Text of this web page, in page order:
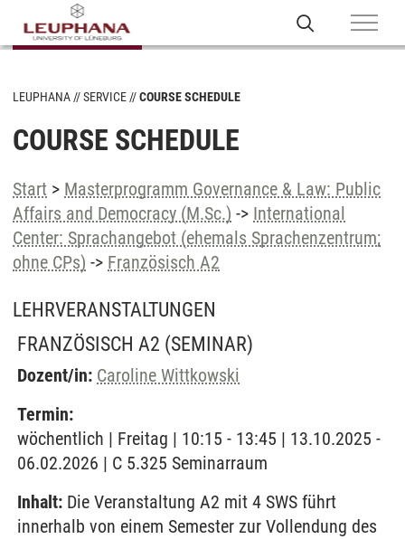
LEUPHANA SERVICE COURSE SCHEDULE
COURSE SCHEDULE
Start > Masterprogramm Governance & Law: Public
Affairs and Democracy (M.Sc.) -> International
Center: Sprachangebot (ehemals Sprachenzentrum;
ohne CPs) -> Französisch A2
LEHRVERANSTALTUNGEN
FRANZÖSISCH A2 (SEMINAR)
Dozent/in: Caroline Wittkowski
Termin:
wöchentlich | Freitag | 10:15 - 13:45 | 13.10.2025 -
06.02.2026 | C 5.325 Seminarraum
Inhalt: Die Veranstaltung A2 mit 4 SWS führt
innerhalb von einem Semester zur Vollendung des